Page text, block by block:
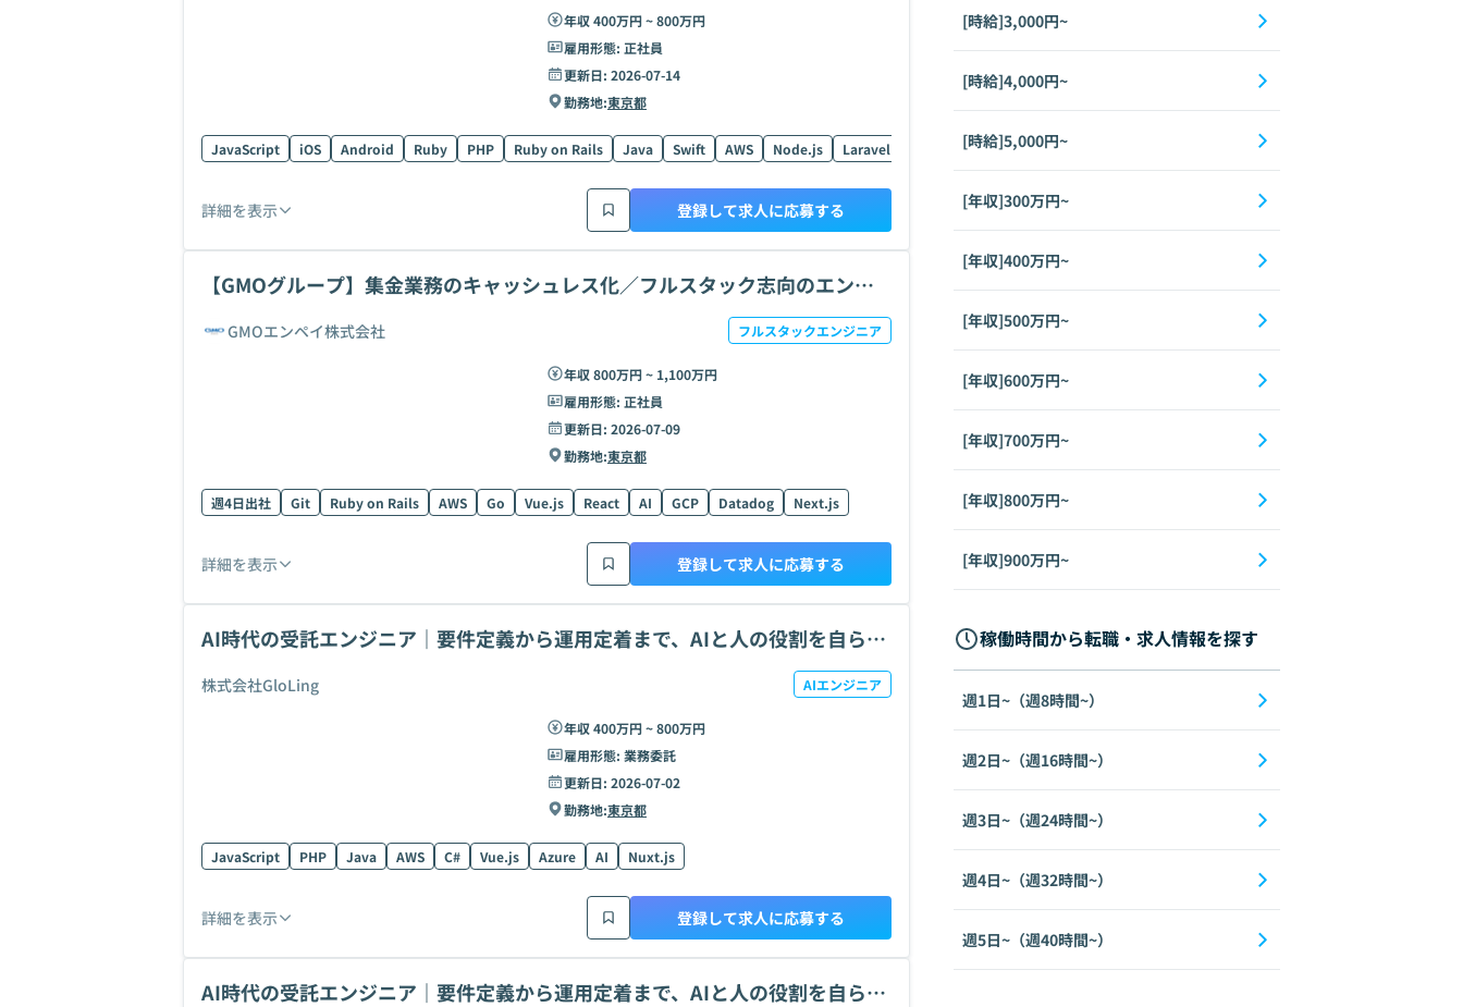
年収 400万円 ~ 800万円
雇用形態: 正社員
更新日: 2026-07-14
勤務地:東京都
JavaScript iOS Android Ruby PHP Ruby on Rails Java Swift AWS Node.js Laravel TypeScript Kotlin Nuxt.js
詳細を表示 登録して求人に応募する
【GMOグループ】集金業務のキャッシュレス化／フルスタック志向のエンジ
GMOエンペイ株式会社 フルスタックエンジニア
年収 800万円 ~ 1,100万円
雇用形態: 正社員
更新日: 2026-07-09
勤務地:東京都
週4日出社 Git Ruby on Rails AWS Go Vue.js React AI GCP Datadog Next.js
詳細を表示 登録して求人に応募する
AI時代の受託エンジニア｜要件定義から運用定着まで、AIと人の役割を自ら設
株式会社GloLing AIエンジニア
年収 400万円 ~ 800万円
雇用形態: 業務委託
更新日: 2026-07-02
勤務地:東京都
JavaScript PHP Java AWS C# Vue.js Azure AI Nuxt.js
詳細を表示 登録して求人に応募する
AI時代の受託エンジニア｜要件定義から運用定着まで、AIと人の役割を自ら設
[時給]3,000円~
[時給]4,000円~
[時給]5,000円~
[年収]300万円~
[年収]400万円~
[年収]500万円~
[年収]600万円~
[年収]700万円~
[年収]800万円~
[年収]900万円~
稼働時間から転職・求人情報を探す
週1日~（週8時間~）
週2日~（週16時間~）
週3日~（週24時間~）
週4日~（週32時間~）
週5日~（週40時間~）